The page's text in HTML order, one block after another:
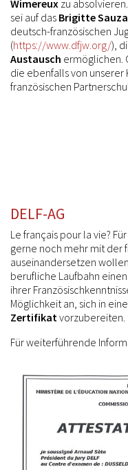
Wimereux zu
sei auf das Brigitte
deutsch-französischen
(https://www.dfjw.org/),
Austausch ermöglichen.
die ebenfalls von
französischen
DELF-AG
Le français pour la vie?
gerne noch mehr mit der
auseinandersetzen
berufliche Laufbahn
ihrer
Möglichkeit an, sich in
Zertifikat vorzubereiten.
Für weiterführende